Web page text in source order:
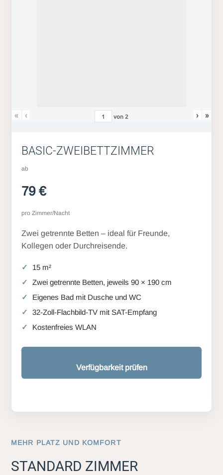
« ‹ von 2 › »
BASIC-ZWEIBETTZIMMER
ab
79 €
pro Zimmer/Nacht
Zwei getrennte Betten – ideal für Freunde,
Kollegen oder Durchreisende.
15 m²
Zwei getrennte Betten, jeweils 90 × 190 cm
Eigenes Bad mit Dusche und WC
32-Zoll-Flachbild-TV mit SAT-Empfang
Kostenfreies WLAN
Verfügbarkeit prüfen
MEHR PLATZ UND KOMFORT
STANDARD ZIMMER